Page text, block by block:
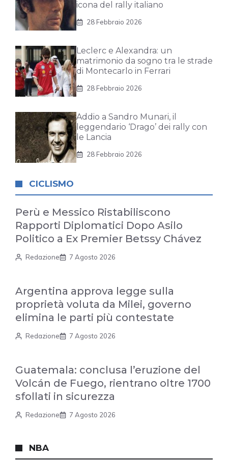
icona del rally italiano
28 Febbraio 2026
Leclerc e Alexandra: un
matrimonio da sogno tra le strade
di Montecarlo in Ferrari
28 Febbraio 2026
Addio a Sandro Munari, il
leggendario ‘Drago’ dei rally con
le Lancia
28 Febbraio 2026
CICLISMO
Perù e Messico Ristabiliscono
Rapporti Diplomatici Dopo Asilo
Politico a Ex Premier Betssy Chávez
Redazione 7 Agosto 2026
Argentina approva legge sulla
proprietà voluta da Milei, governo
elimina le parti più contestate
Redazione 7 Agosto 2026
Guatemala: conclusa l’eruzione del
Volcán de Fuego, rientrano oltre 1700
sfollati in sicurezza
Redazione 7 Agosto 2026
NBA